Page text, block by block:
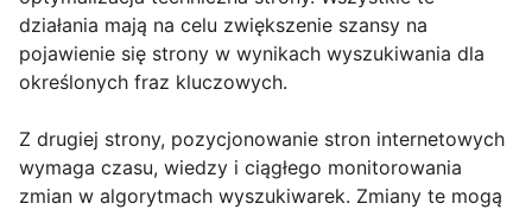
działania mają na celu zwiększenie szansy na
pojawienie się strony w wynikach wyszukiwania dla
określonych fraz kluczowych.
Z drugiej strony, pozycjonowanie stron internetowych
wymaga czasu, wiedzy i ciągłego monitorowania
zmian w algorytmach wyszukiwarek. Zmiany te mogą